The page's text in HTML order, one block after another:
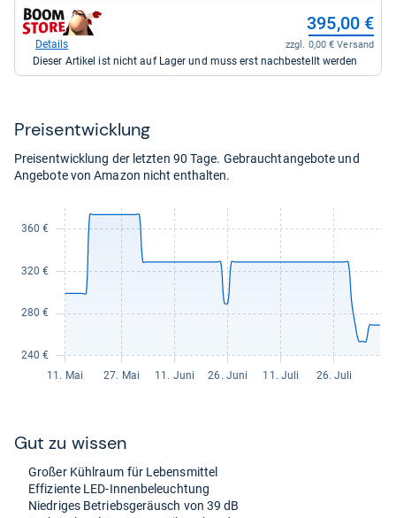
für
342,00
kaufen.
zum
Shop:
Boomstore.de
395,00 €
zzgl. 0,00 € Versand
Details
Dieser Artikel ist nicht auf Lager und muss erst nachbestellt werden
Preis­ent­wick­lung
Preisentwicklung der letzten 90 Tage. Gebrauchtangebote und
Angebote von Amazon nicht enthalten.
Gut zu wis­sen
Großer Kühl­raum für Lebens­mit­tel
Effi­zi­ente LED-​Innen­be­leuch­tung
Nied­ri­ges Betriebs­ge­räusch von 39 dB